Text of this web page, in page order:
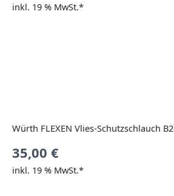
inkl. 19 % MwSt.*
Würth FLEXEN Vlies-Schutzschlauch B2
35,00 €
inkl. 19 % MwSt.*